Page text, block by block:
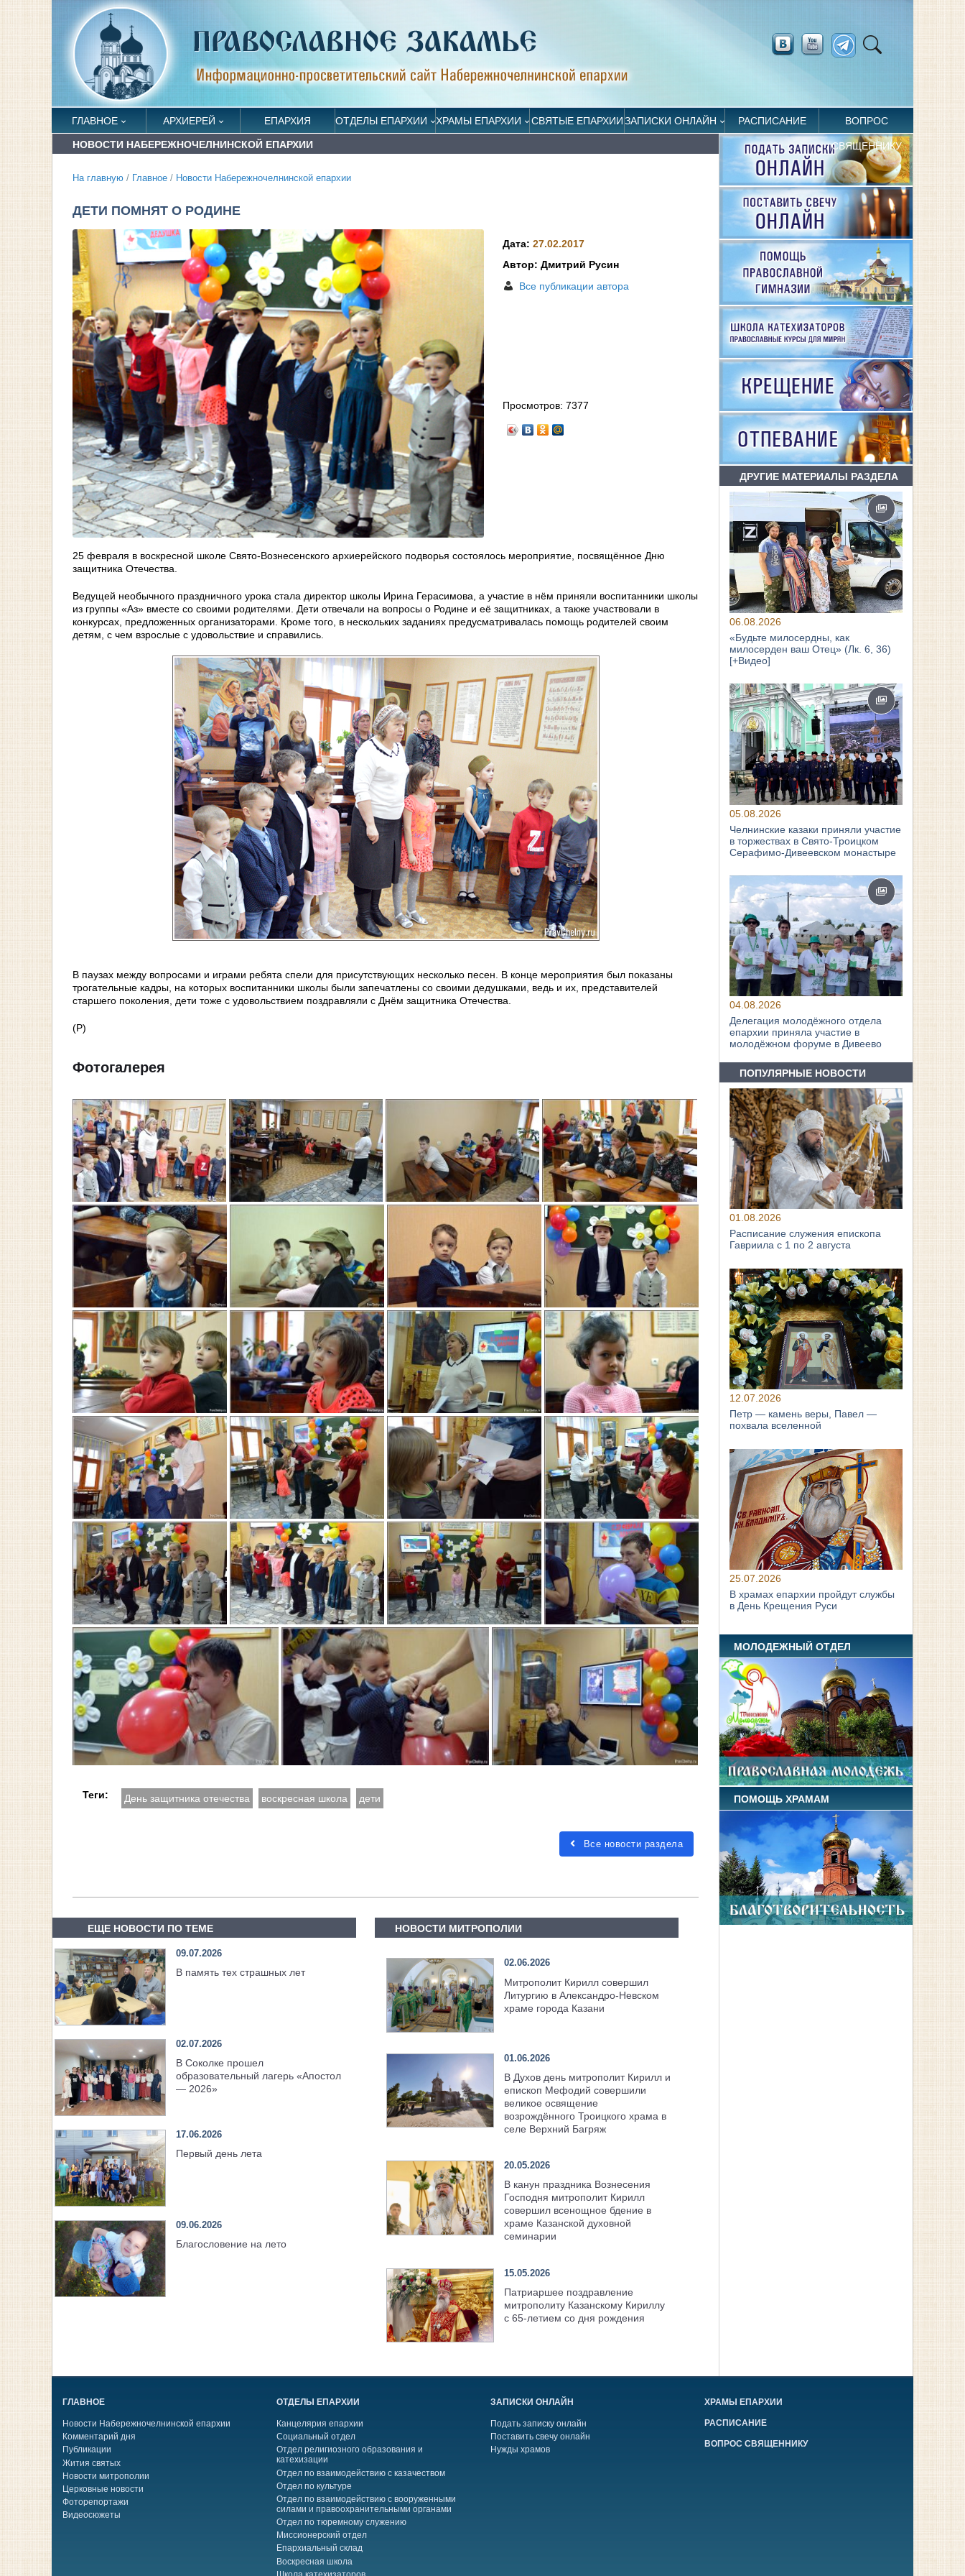
ГЛАВНОЕ АРХИЕРЕЙ ЕПАРХИЯ ОТДЕЛЫ ЕПАРХИИ ХРАМЫ ЕПАРХИИ СВЯТЫЕ ЕПАРХИИЗАПИСКИ ОНЛАЙН РАСПИСАНИЕ ВОПРОС
СВЯЩЕННИКУ
НОВОСТИ НАБЕРЕЖНОЧЕЛНИНСКОЙ ЕПАРХИИ
На главную / Главное / Новости Набережночелнинской епархии
ДЕТИ ПОМНЯТ О РОДИНЕ
Дата:27.02.2017
Автор: Дмитрий Русин
Все публикации автора
Просмотров:7377
25 февраля в воскресной школе Свято-Вознесенского архиерейского подворья состоялось мероприятие, посвящённое Дню
защитника Отечества.
Ведущей необычного праздничного урока стала директор школы Ирина Герасимова, а участие в нём приняли воспитанники школы
из группы «Аз» вместе со своими родителями. Дети отвечали на вопросы о Родине и её защитниках, а также участвовали в
конкурсах, предложенных организаторами. Кроме того, в нескольких заданиях предусматривалась помощь родителей своим
детям, с чем взрослые с удовольствие и справились.
В паузах между вопросами и играми ребята спели для присутствующих несколько песен. В конце мероприятия был показаны
трогательные кадры, на которых воспитанники школы были запечатлены со своими дедушками, ведь и их, представителей
старшего поколения, дети тоже с удовольствием поздравляли с Днём защитника Отечества.
(Р)
Фотогалерея
Теги: День защитника отечества воскресная школа дети
Все новости раздела
ЕЩЕ НОВОСТИ ПО ТЕМЕ
09.07.2026
В память тех страшных лет
02.07.2026
В Соколке прошел
образовательный лагерь «Апостол
— 2026»
17.06.2026
Первый день лета
09.06.2026
Благословение на лето
НОВОСТИ МИТРОПОЛИИ
02.06.2026
Митрополит Кирилл совершил
Литургию в Александро-Невском
храме города Казани
01.06.2026
В Духов день митрополит Кирилл и
епископ Мефодий совершили
великое освящение
возрождённого Троицкого храма в
селе Верхний Багряж
20.05.2026
В канун праздника Вознесения
Господня митрополит Кирилл
совершил всенощное бдение в
храме Казанской духовной
семинарии
15.05.2026
Патриаршее поздравление
митрополиту Казанскому Кириллу
с 65-летием со дня рождения
ДРУГИЕ МАТЕРИАЛЫ РАЗДЕЛА
06.08.2026
«Будьте милосердны, как
милосерден ваш Отец» (Лк. 6, 36)
[+Видео]
05.08.2026
Челнинские казаки приняли участие
в торжествах в Свято‑Троицком
Серафимо‑Дивеевском монастыре
04.08.2026
Делегация молодёжного отдела
епархии приняла участие в
молодёжном форуме в Дивеево
ПОПУЛЯРНЫЕ НОВОСТИ
01.08.2026
Расписание служения епископа
Гавриила с 1 по 2 августа
12.07.2026
Петр — камень веры, Павел —
похвала вселенной
25.07.2026
В храмах епархии пройдут службы
в День Крещения Руси
МОЛОДЕЖНЫЙ ОТДЕЛ
ПОМОЩЬ ХРАМАМ
ГЛАВНОЕ
Новости Набережночелнинской епархии
Комментарий дня
Публикации
Жития святых
Новости митрополии
Церковные новости
Фоторепортажи
Видеосюжеты
ОТДЕЛЫ ЕПАРХИИ
Канцелярия епархии
Социальный отдел
Отдел религиозного образования и
катехизации
Отдел по взаимодействию с казачеством
Отдел по культуре
Отдел по взаимодействию с вооруженными
силами и правоохранительными органами
Отдел по тюремному служению
Миссионерский отдел
Епархиальный склад
Воскресная школа
ЗАПИСКИ ОНЛАЙН
Подать записку онлайн
Поставить свечу онлайн
Нужды храмов
ХРАМЫ ЕПАРХИИ
РАСПИСАНИЕ
ВОПРОС СВЯЩЕННИКУ